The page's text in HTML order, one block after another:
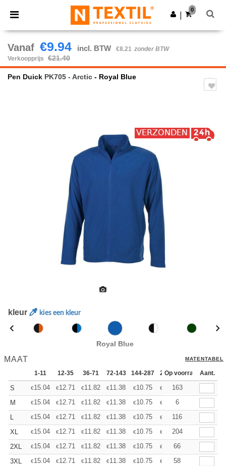
× Ntextil-app
Betere prijzen in de app!
Download app
0
Vanaf €9.94 incl. BTW €8.21 zonder BTW
Verkoopprijs
€21.40
Pen Duick PK705 - Arctic - Royal Blue
kleur kies een kleur
Royal Blue
MAAT MATENTABEL
1-11 12-35 36-71 72-143 144-287 288 + Meer
Op voorraadAant.
S €15.04 €12.71 €11.82 €11.38 €10.75 € 9.94163
M
€15.04 €12.71 €11.82 €11.38 €10.75 €
6
L
€15.04 €12.71 €11.82 €11.38 €10.75 € 9.94116
XL
€15.04 €12.71 €11.82 €11.38 €10.75 € 9.94204
2XL
€15.04 €12.71 €11.82 €11.38 €10.75 € 9.9466
3XL
€15.04 €12.71 €11.82 €11.38 €10.75 € 9.9458